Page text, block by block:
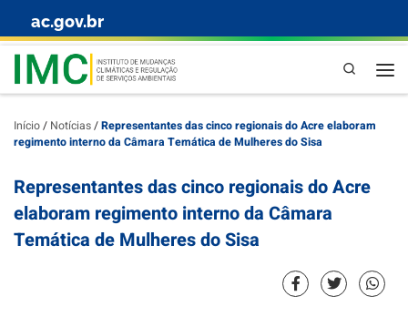
Skip to content
ac.gov.br
Pesquisa
Início/ Notícias/Representantes das cinco regionais do Acre elaboram
regimento interno da Câmara Temática de Mulheres do Sisa
Representantes das cinco regionais do Acre
elaboram regimento interno da Câmara
Temática de Mulheres do Sisa